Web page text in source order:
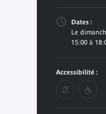
Dates :
Le
15:00 à
Accessibilité :